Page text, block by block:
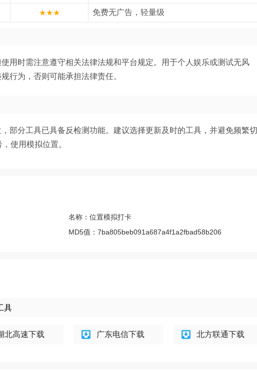
★★★ 免费无广告，轻量级
用时需注意遵守相关法律法规和平台规定。用于个人娱乐或测试无风
行为，否则可能承担法律责任。
部分工具已具备反检测功能。建议选择更新及时的工具，并避免频繁切
使用模拟位置。
名称： 位置模拟打卡
MD5值： 7ba805beb091a687a4f1a2fbad58b206
具
北高速下载 广东电信下载 北方联通下载